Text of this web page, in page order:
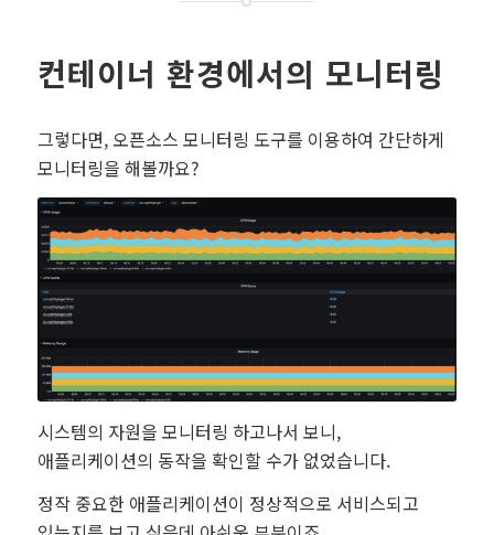
컨테이너 환경에서의 모니터링
그렇다면, 오픈소스 모니터링 도구를 이용하여 간단하게
모니터링을 해볼까요?
시스템의 자원을 모니터링 하고나서 보니,
애플리케이션의 동작을 확인할 수가 없었습니다.
정작 중요한 애플리케이션이 정상적으로 서비스되고